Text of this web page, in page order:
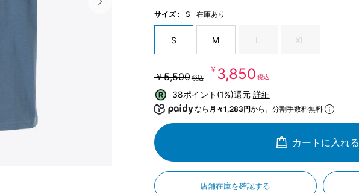
サイズ : S 在庫あり
S M L XL
￥5,500税込 ￥3,850 税込
38ポイント(1%)還元 詳細
なら 月々1,283円から。分割手数料無料
カートに入れる
店舗在庫を確認する